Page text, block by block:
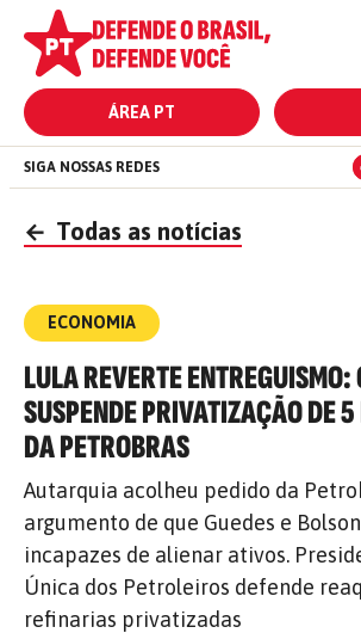
ÁREA PT
SIGA NOSSAS REDES
← Todas as notícias
ECONOMIA
LULA REVERTE ENTREGUISMO:
SUSPENDE PRIVATIZAÇÃO DE
DA PETROBRAS
Autarquia acolheu pedido da
argumento de que Guedes e
incapazes de alienar ativos.
Única dos Petroleiros defende
refinarias privatizadas